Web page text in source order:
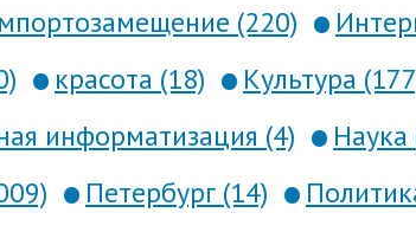
(220)
красота (18) Культура
информатизация (4)
Наука
Петербург (14)